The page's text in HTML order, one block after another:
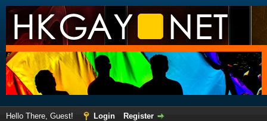
Hello There, Guest! Login
Register